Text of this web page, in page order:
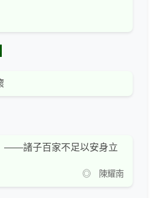
——諸子百家不足以安身立
◎ 陳耀南